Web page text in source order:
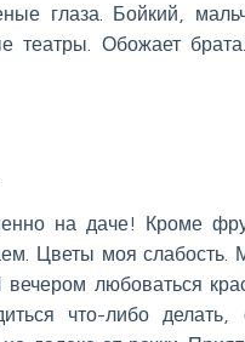
глаза. Бойкий,
Обожает
на даче! Кроме
Цветы моя слабость.
любоваться
что-либо